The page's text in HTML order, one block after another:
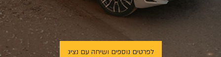
לפרטים נוספים ושיחה עם נציג